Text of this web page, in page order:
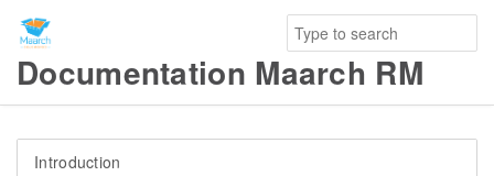
Documentation Maarch RM
Introduction